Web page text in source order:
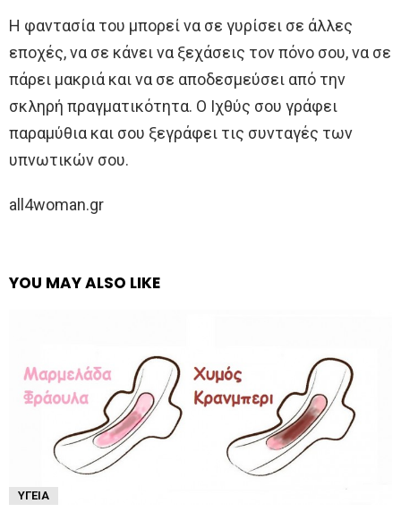
Η φαντασία του μπορεί να σε γυρίσει σε άλλες
εποχές, να σε κάνει να ξεχάσεις τον πόνο σου, να σε
πάρει μακριά και να σε αποδεσμεύσει από την
σκληρή πραγματικότητα. Ο Ιχθύς σου γράφει
παραμύθια και σου ξεγράφει τις συνταγές των
υπνωτικών σου.
all4woman.gr
YOU MAY ALSO LIKE
ΥΓΕΊΑ